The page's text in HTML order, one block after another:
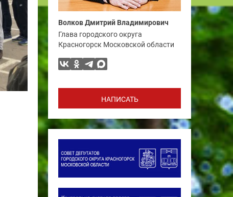
Волков Дмитрий Владимирович
Глава городского округа
Красногорск Московской области
НАПИСАТЬ